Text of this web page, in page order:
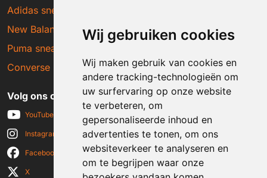
Wij gebruiken cookies
Wij maken gebruik van cookies en
andere tracking-technologieën om
uw surfervaring op onze website
te verbeteren, om
gepersonaliseerde inhoud en
advertenties te tonen, om ons
websiteverkeer te analyseren en
om te begrijpen waar onze
Adidas sneakers
New Balance sneakers
Puma sneakers
Converse sneakers
Volg ons op social media
YouTube
Instagram
Facebook
X